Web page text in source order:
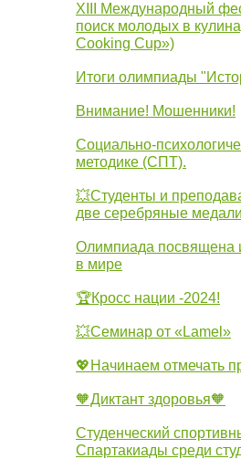
XIII Международный
поиск молодых в
Cooking Cup»)
Итоги олимпиады
Внимание! Мошенники!
Социально-
методике (СПТ).
💥Студенты и
две серебряные
Олимпиада посвящена
в мире
🏆Кросс нации -2024!
💥Семинар от «Lamel»
💖Начинаем отмечать
🧡Диктант здоровья🧡
Студенческий
Спартакиады среди